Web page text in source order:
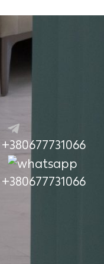
+380677731066
+380677731066